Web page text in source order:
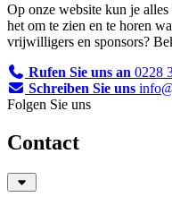
Op onze website kun je
het om te zien en te horen
vrijwilligers en sponsors?
Rufen Sie uns an 0228
Schreiben Sie uns
Folgen Sie uns
Contact